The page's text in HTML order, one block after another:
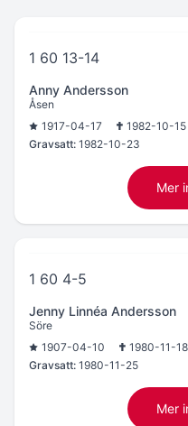
1 60 13-14
Anny Andersson
Åsen
1917-04-17
1982-10-15
Gravsatt: 1982-10-23
Mer
1 60 4-5
Jenny Linnéa Andersson
Söre
1907-04-10
1980-11-18
Gravsatt: 1980-11-25
Mer